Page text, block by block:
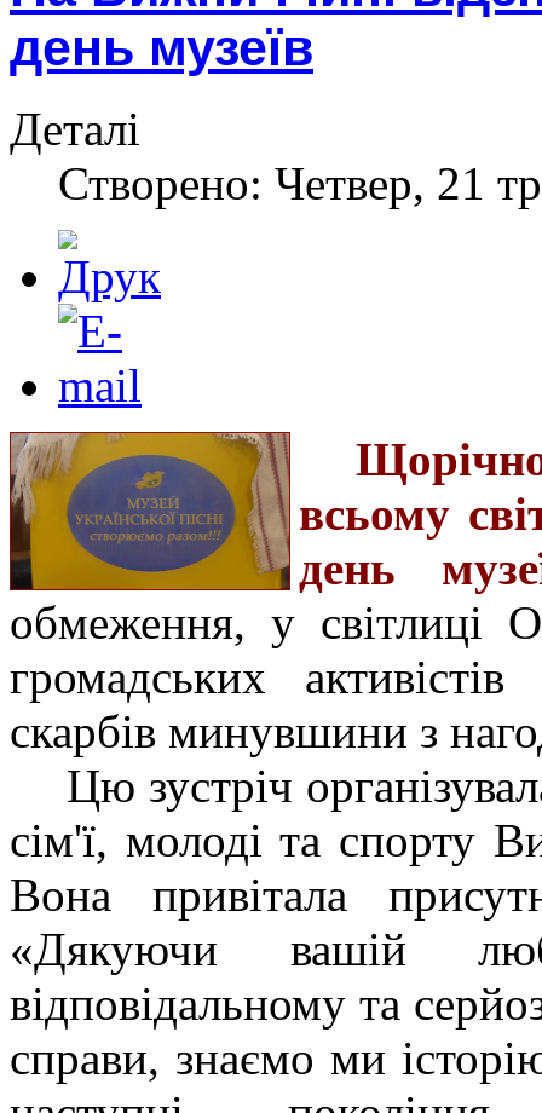
день музеїв
Деталі
Створено: Четвер, 21
всьому
день
обмеження, у світлиці
громадських
скарбів минувшини з
Цю зустріч
сім'ї, молоді та спорту
Вона привітала
«Дякуючи вашій
відповідальному та
справи, знаємо ми